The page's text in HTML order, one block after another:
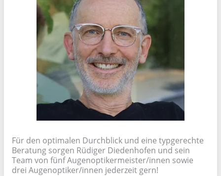
Für den optimalen Durchblick und eine typgerechte
Beratung sorgen Rüdiger Diedenhofen und sein
Team von fünf Augenoptikermeister/innen sowie
drei Augenoptiker/innen jederzeit gern!